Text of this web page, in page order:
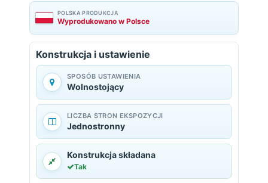
POLSKA PRODUKCJA
Wyprodukowano w Polsce
Konstrukcja i ustawienie
SPOSÓB USTAWIENIA
Wolnostojący
LICZBA STRON EKSPOZYCJI
Jednostronny
Konstrukcja składana
Tak